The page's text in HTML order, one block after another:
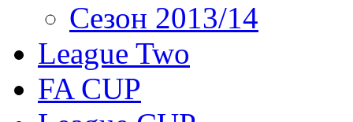
Сезон 2013/14
League Two
FA CUP